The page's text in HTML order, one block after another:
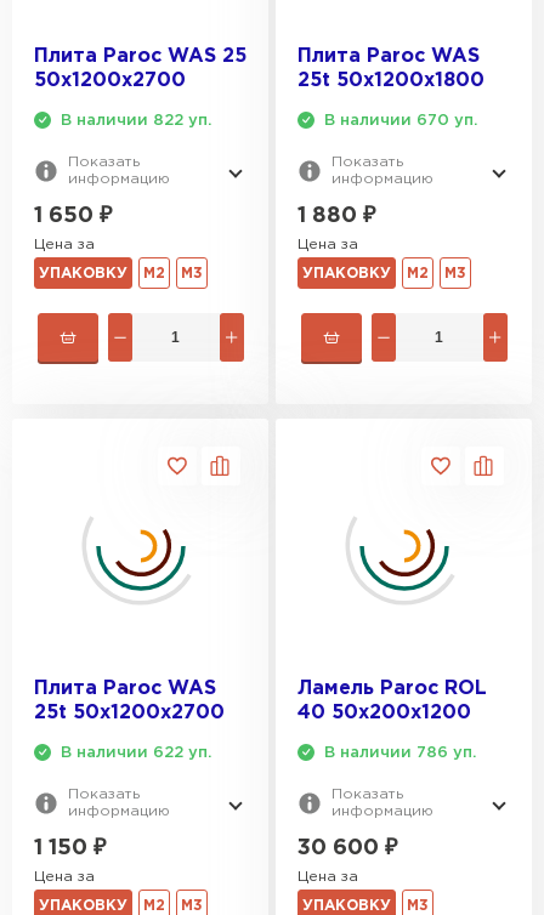
Плита Paroc WAS 25
50х1200х2700
В наличии 822 уп.
Показать
информацию
1 650 ₽
Цена за
УПАКОВКУ М2 М3
Плита Paroc WAS
25t 50х1200х1800
В наличии 670 уп.
Показать
информацию
1 880 ₽
Цена за
УПАКОВКУ М2 М3
Плита Paroc WAS
25t 50х1200х2700
В наличии 622 уп.
Показать
информацию
1 150 ₽
Цена за
УПАКОВКУ М2 М3
Ламель Paroc ROL
40 50х200х1200
В наличии 786 уп.
Показать
информацию
30 600 ₽
Цена за
УПАКОВКУ М3